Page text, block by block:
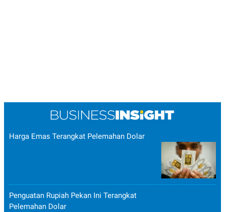
Harga Emas Terangkat Pelemahan Dolar
Penguatan Rupiah Pekan Ini Terangkat
Pelemahan Dolar